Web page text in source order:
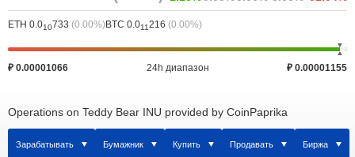
ETH 0.010733 (0.00%) BTC 0.011216 (0.00%)
₽ 0.00001066 24h диапазон ₽ 0.00001155
Operations on Teddy Bear INU provided by CoinPaprika
Зарабатывать Бумажник Купить Продавать Биржа